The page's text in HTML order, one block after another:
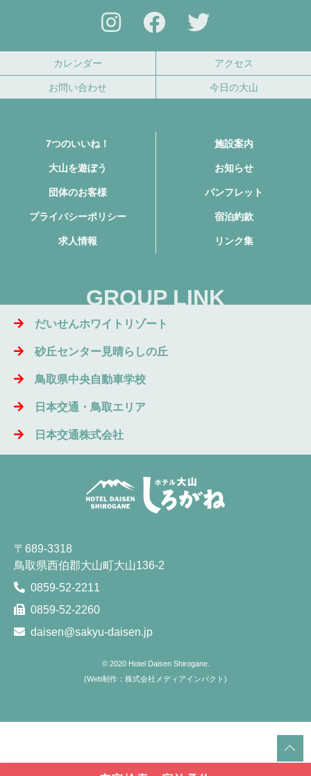
カレンダー アクセス
お問い合わせ 今日の大山
7つのいいね！ 施設案内
大山を遊ぼう お知らせ
団体のお客様 パンフレット
プライバシーポリシー 宿泊約款
求人情報 リンク集
GROUP LINK
だいせんホワイトリゾート
砂丘センター見晴らしの丘
鳥取県中央自動車学校
日本交通・鳥取エリア
日本交通株式会社
〒689-3318
鳥取県西伯郡大山町大山136-2
0859-52-2211
0859-52-2260
daisen@sakyu-daisen.jp
© 2020 Hotel Daisen Shirogane.
(Web制作：株式会社メディアインパクト )